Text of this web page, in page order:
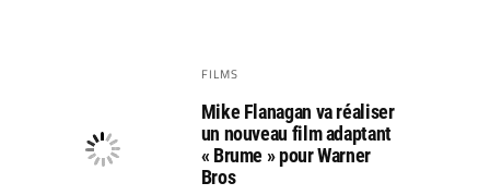
FILMS
Mike Flanagan va réaliser
un nouveau film adaptant
« Brume » pour Warner
Bros